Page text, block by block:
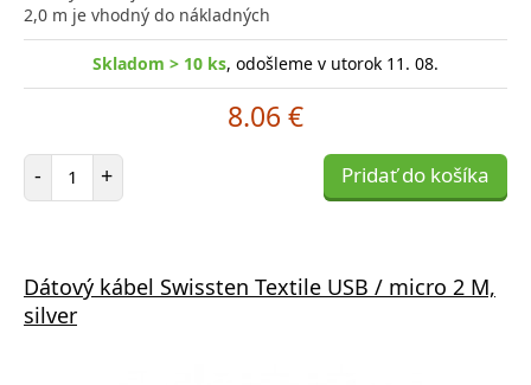
2,0 m je vhodný do nákladných
Skladom > 10 ks, odošleme v utorok 11. 08.
8.06 €
- Počet položiek
+ Pridať do košíka
Dátový kábel Swissten Textile USB / micro 2 M,
silver